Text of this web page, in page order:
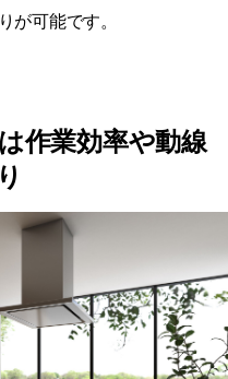
が可能です。
作業効率や動線